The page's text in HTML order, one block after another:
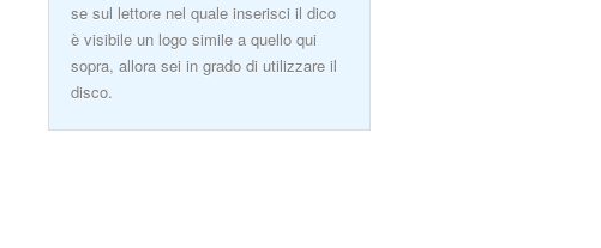
se sul lettore nel quale inserisci il dico
è visibile un logo simile a quello qui
sopra, allora sei in grado di utilizzare il
disco.